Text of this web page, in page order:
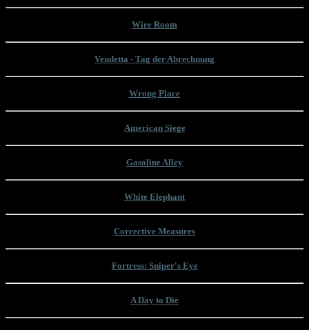
Wire Room
Vendetta - Tag der Abrechnung
Wrong Place
American Siege
Gasoline Alley
White Elephant
Corrective Measures
Fortress: Sniper's Eye
A Day to Die